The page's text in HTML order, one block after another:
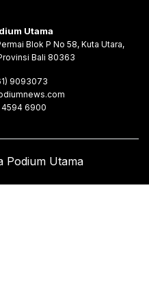
Utama
Blok P No 58, Kuta Utara,
Bali 80363
9093073
4594 6900
Podium Utama